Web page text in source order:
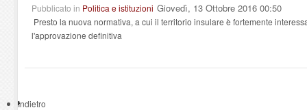
Pubblicato in Politica e istituzioni Giovedì, 13 Ottobre 2016 00:50
Presto la nuova normativa, a cui il territorio insulare è fortemente
l'approvazione definitiva
Indietro